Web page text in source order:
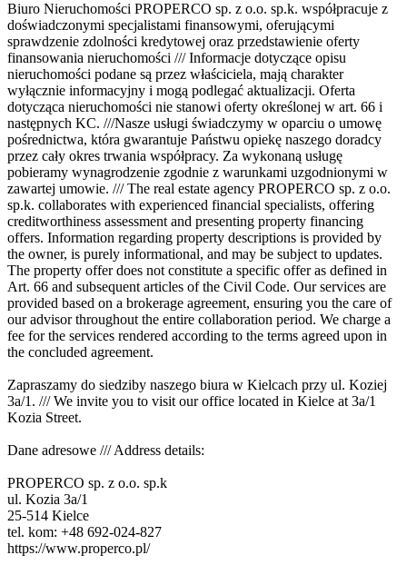
Biuro Nieruchomości PROPERCO sp. z o.o. sp.k. współpracuje z
doświadczonymi specjalistami finansowymi, oferującymi
sprawdzenie zdolności kredytowej oraz przedstawienie oferty
finansowania nieruchomości /// Informacje dotyczące opisu
nieruchomości podane są przez właściciela, mają charakter
wyłącznie informacyjny i mogą podlegać aktualizacji. Oferta
dotycząca nieruchomości nie stanowi oferty określonej w art. 66 i
następnych KC. ///Nasze usługi świadczymy w oparciu o umowę
pośrednictwa, która gwarantuje Państwu opiekę naszego doradcy
przez cały okres trwania współpracy. Za wykonaną usługę
pobieramy wynagrodzenie zgodnie z warunkami uzgodnionymi w
zawartej umowie. /// The real estate agency PROPERCO sp. z o.o.
sp.k. collaborates with experienced financial specialists, offering
creditworthiness assessment and presenting property financing
offers. Information regarding property descriptions is provided by
the owner, is purely informational, and may be subject to updates.
The property offer does not constitute a specific offer as defined in
Art. 66 and subsequent articles of the Civil Code. Our services are
provided based on a brokerage agreement, ensuring you the care of
our advisor throughout the entire collaboration period. We charge a
fee for the services rendered according to the terms agreed upon in
the concluded agreement.
Zapraszamy do siedziby naszego biura w Kielcach przy ul. Koziej
3a/1. /// We invite you to visit our office located in Kielce at 3a/1
Kozia Street.
Dane adresowe /// Address details:
PROPERCO sp. z o.o. sp.k
ul. Kozia 3a/1
25-514 Kielce
tel. kom: +48 692-024-827
https://www.properco.pl/